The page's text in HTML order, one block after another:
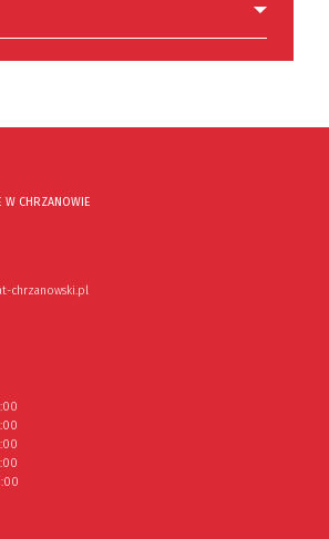
W CHRZANOWIE
chrzanowski.pl